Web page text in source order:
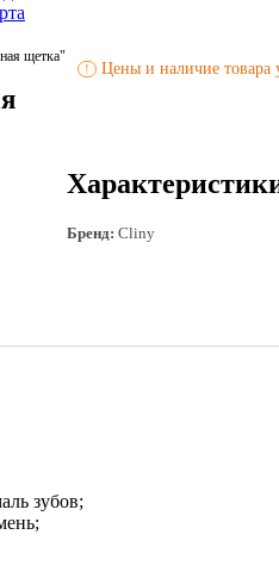
щетка"
! Цены и наличие товара
Бренд: Cliny
зубов;